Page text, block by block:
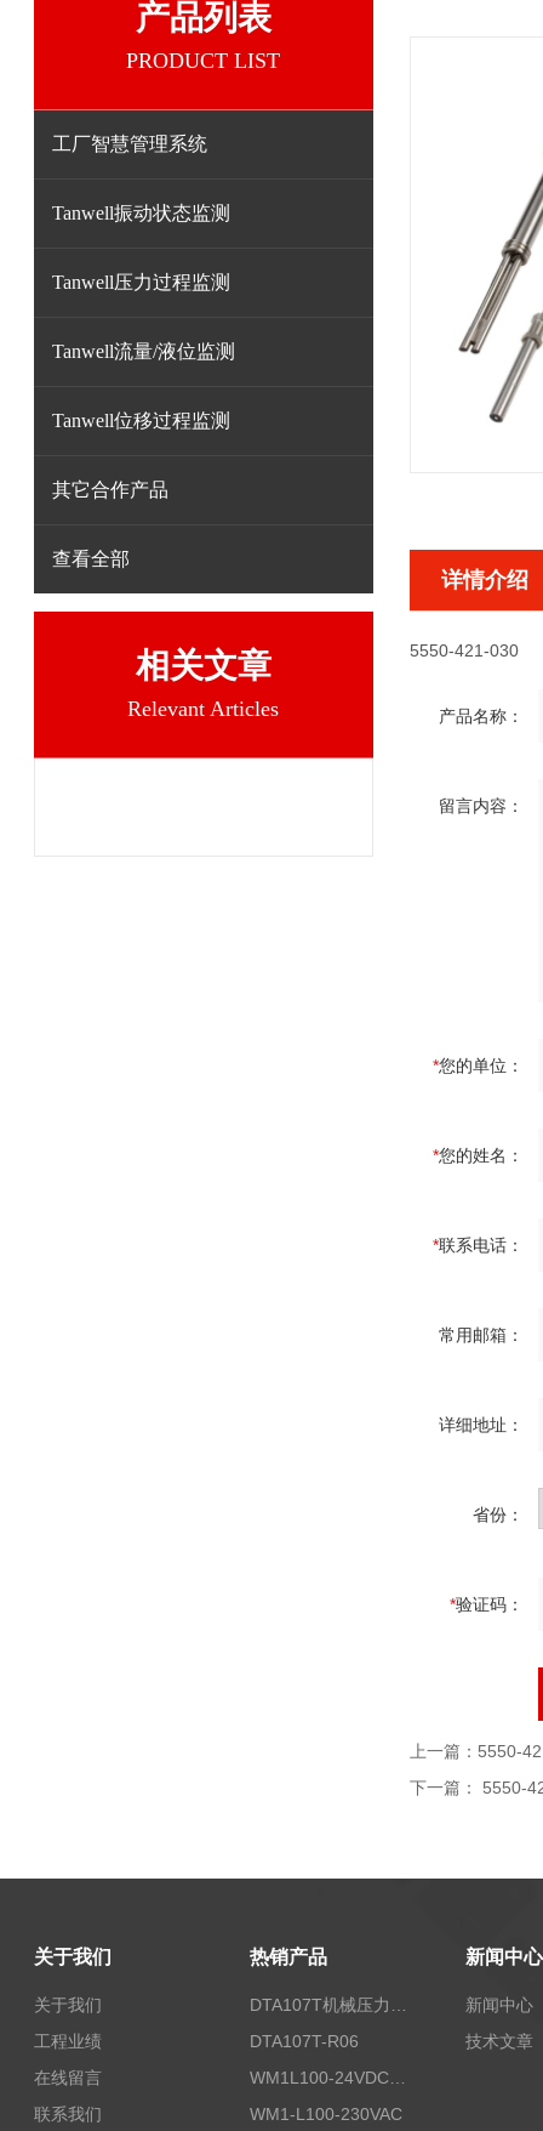
产品列表
PRODUCT LIST
工厂智慧管理系统
Tanwell振动状态监测
Tanwell压力过程监测
Tanwell流量/液位监测
Tanwell位移过程监测
其它合作产品
查看全部
相关文章
Relevant Articles
详情介绍
5550-421-030
产品名称：
留言内容：
*您的单位：
*您的姓名：
*联系电话：
常用邮箱：
详细地址：
省份：
*验证码：
上一篇： 5550-
下一篇： 5550-
关于我们
关于我们
工程业绩
在线留言
联系我们
热销产品
DTA107T-R06
WM1L100-24VDC/T5X
WM1-L100-230VAC
新闻中心
新闻中心
技术文章